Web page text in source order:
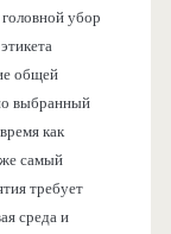
убор
общей
выбранный
как
самый
требует
среда и